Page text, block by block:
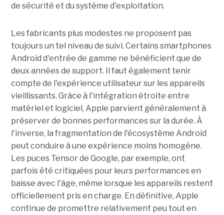
de sécurité et du système d'exploitation.
Les fabricants plus modestes ne proposent pas
toujours un tel niveau de suivi. Certains smartphones
Android d'entrée de gamme ne bénéficient que de
deux années de support. Il faut également tenir
compte de l'expérience utilisateur sur les appareils
vieillissants. Grâce à l'intégration étroite entre
matériel et logiciel, Apple parvient généralement à
préserver de bonnes performances sur la durée. À
l'inverse, la fragmentation de l'écosystème Android
peut conduire à une expérience moins homogène.
Les puces Tensor de Google, par exemple, ont
parfois été critiquées pour leurs performances en
baisse avec l'âge, même lorsque les appareils restent
officiellement pris en charge. En définitive, Apple
continue de promettre relativement peu tout en